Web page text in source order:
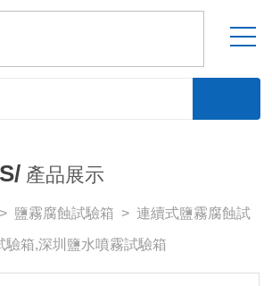
產品展示
> 鹽霧腐蝕試驗箱 >連續式鹽霧腐蝕試
驗箱,深圳鹽水噴霧試驗箱